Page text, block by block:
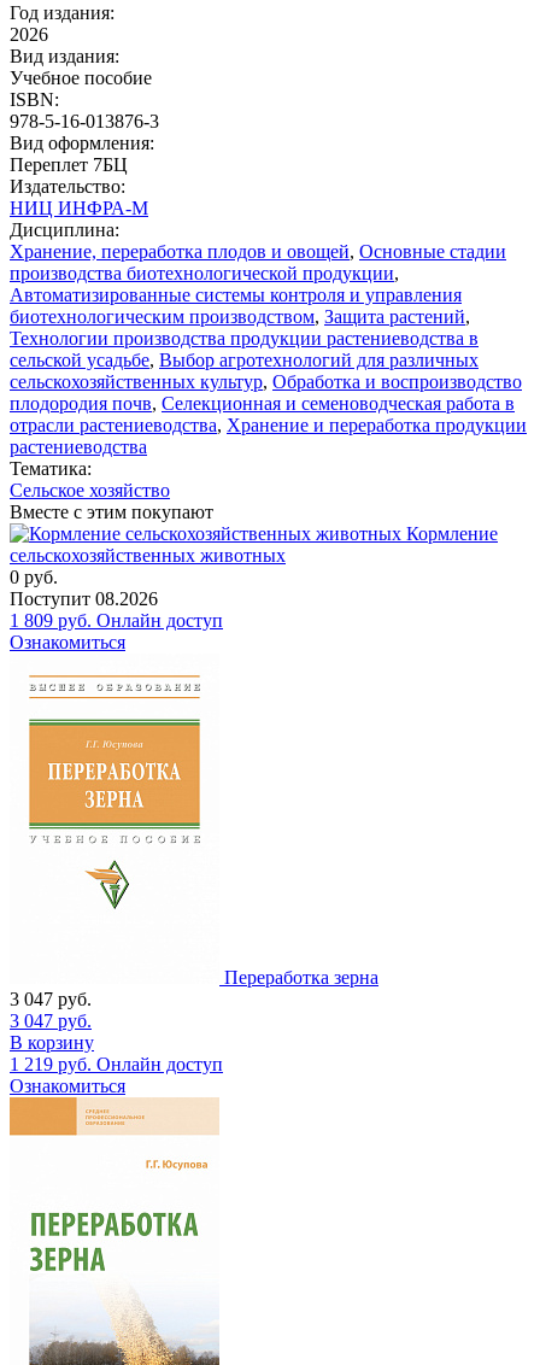
Год издания:
2026
Вид издания:
Учебное пособие
ISBN:
978-5-16-013876-3
Вид оформления:
Переплет 7БЦ
Издательство:
НИЦ ИНФРА-М
Дисциплина:
Хранение, переработка плодов и овощей, Основные стадии
производства биотехнологической продукции,
Автоматизированные системы контроля и управления
биотехнологическим производством, Защита растений,
Технологии производства продукции растениеводства в
сельской усадьбе, Выбор агротехнологий для различных
сельскохозяйственных культур, Обработка и воспроизводство
плодородия почв, Селекционная и семеноводческая работа в
отрасли растениеводства, Хранение и переработка продукции
растениеводства
Тематика:
Сельское хозяйство
Вместе с этим покупают
Кормление
сельскохозяйственных животных
0 руб.
Поступит 08.2026
1 809 руб. Онлайн доступ
Ознакомиться
Переработка зерна
3 047 руб.
3 047 руб.
В корзину
1 219 руб. Онлайн доступ
Ознакомиться